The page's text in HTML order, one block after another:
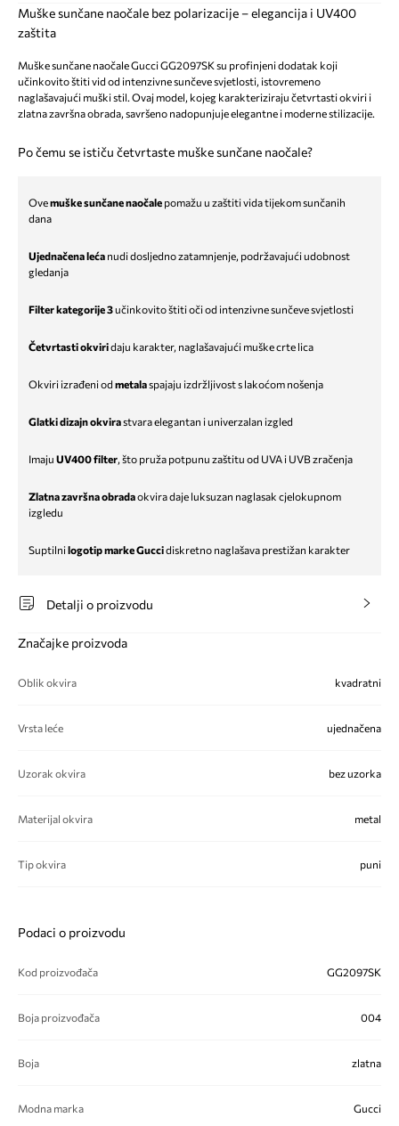
Muške sunčane naočale bez polarizacije – elegancija i UV400
zaštita
Muške sunčane naočale Gucci GG2097SK su profinjeni dodatak koji
učinkovito štiti vid od intenzivne sunčeve svjetlosti, istovremeno
naglašavajući muški stil. Ovaj model, kojeg karakteriziraju četvrtasti okviri i
zlatna završna obrada, savršeno nadopunjuje elegantne i moderne stilizacije.
Po čemu se ističu četvrtaste muške sunčane naočale?
Ovemuške sunčane naočale pomažu u zaštiti vida tijekom sunčanih
dana
Ujednačena leća nudi dosljedno zatamnjenje, podržavajući udobnost
gledanja
Filter kategorije 3učinkovito štiti oči od intenzivne sunčeve svjetlosti
Četvrtasti okviridaju karakter, naglašavajući muške crte lica
Okviri izrađeni od metalaspajaju izdržljivost s lakoćom nošenja
Glatki dizajn okvirastvara elegantan i univerzalan izgled
Imaju UV400 filter, što pruža potpunu zaštitu od UVA i UVB zračenja
Zlatna završna obradaokvira daje luksuzan naglasak cjelokupnom
izgledu
Suptilnilogotip marke Guccidiskretno naglašava prestižan karakter
Detalji o proizvodu
Značajke proizvoda
Oblik okvira kvadratni
Vrsta leće ujednačena
Uzorak okvira bez uzorka
Materijal okvira metal
Tip okvira puni
Podaci o proizvodu
Kod proizvođača GG2097SK
Boja proizvođača 004
Boja zlatna
Modna marka Gucci